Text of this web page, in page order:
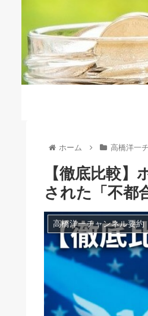
ホーム 高橋洋一
【徹底比較
された「不都
高橋洋一チャンネル要約